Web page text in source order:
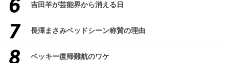
吉田羊が芸能界から消える日
長澤まさみベッドシーン称賛の理由
ベッキー復帰難航のワケ